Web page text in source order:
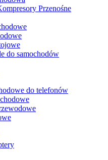
Przenośne
do samochodów
do telefonów